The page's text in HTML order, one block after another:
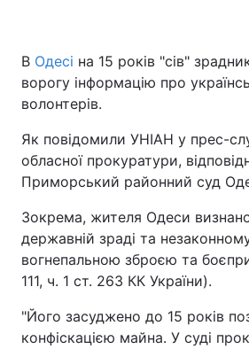
В Одесі на 15 років "сів"
ворогу інформацію про
волонтерів.
Як повідомили УНІАН у прес-
обласної прокуратури,
Приморський районний суд
Зокрема, жителя Одеси
державній зраді та
вогнепальною зброєю та
111, ч. 1 ст. 263 КК України).
"Його засуджено до 15 років
конфіскацією майна. У суді